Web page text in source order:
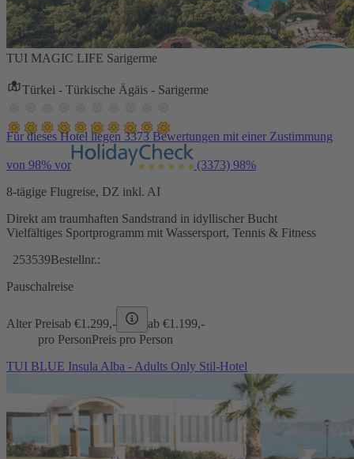
TUI MAGIC LIFE Sarigerme
Türkei - Türkische Ägäis - Sarigerme
Für dieses Hotel liegen 3373 Bewertungen mit einer Zustimmung
von 98% vor (3373) 98%
8-tägige Flugreise, DZ inkl. AI
Direkt am traumhaften Sandstrand in idyllischer Bucht
Vielfältiges Sportprogramm mit Wassersport, Tennis & Fitness
253539Bestellnr.:
Pauschalreise
Alter Preisab €1.299,- ab €1.199,-
pro PersonPreis pro Person
TUI BLUE Insula Alba - Adults Only Stil-Hotel